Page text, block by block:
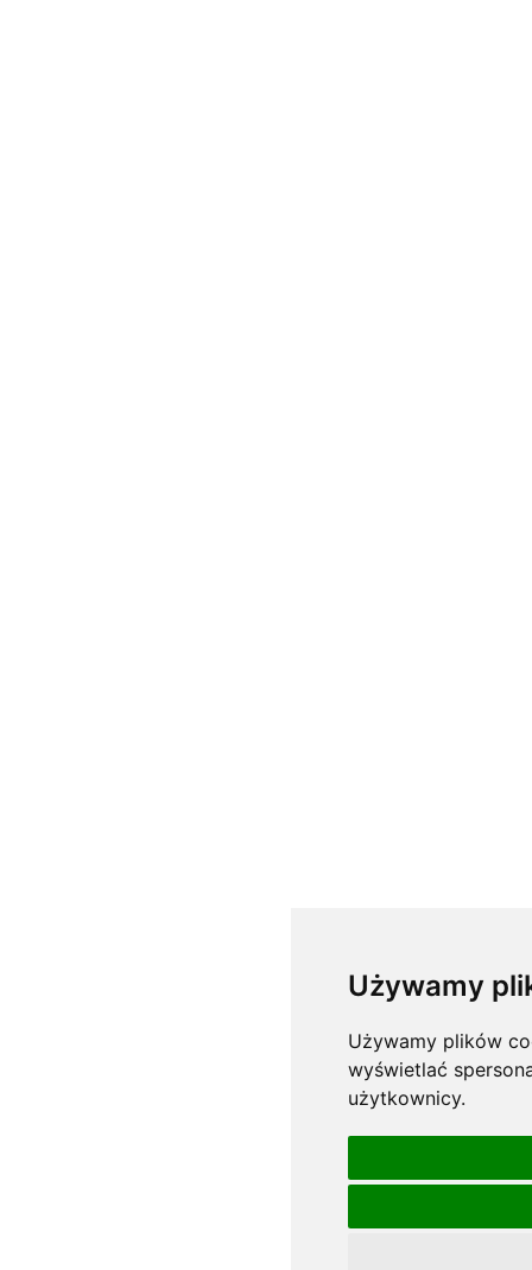
Używamy
Używamy plików
wyświetlać
użytkownicy.